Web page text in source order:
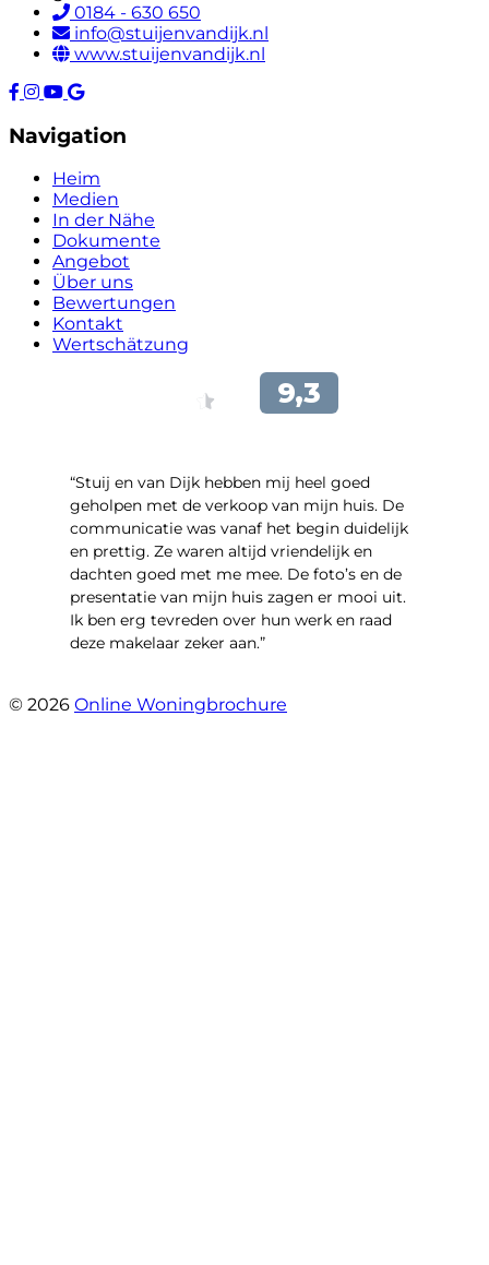
0184 - 630 650
info@stuijenvandijk.nl
www.stuijenvandijk.nl
Navigation
Heim
Medien
In der Nähe
Dokumente
Angebot
Über uns
Bewertungen
Kontakt
Wertschätzung
“Stuij en van Dijk hebben mij heel goed
geholpen met de verkoop van mijn huis. De
communicatie was vanaf het begin duidelijk
en prettig. Ze waren altijd vriendelijk en
dachten goed met me mee. De foto’s en de
presentatie van mijn huis zagen er mooi uit.
Ik ben erg tevreden over hun werk en raad
deze makelaar zeker aan.”
© 2026 Online Woningbrochure